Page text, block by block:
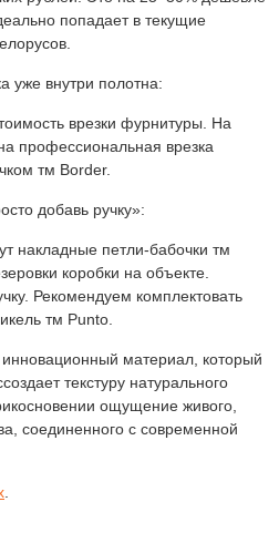
попадает в текущие
уже внутри полотна:
врезки фурнитуры. На
профессиональная врезка
тм Border.
добавь ручку»:
накладные петли-бабочки тм
коробки на объекте.
Рекомендуем комплектовать
тм Punto.
материал, который
текстуру натурального
ощущение живого,
соединенного с современной